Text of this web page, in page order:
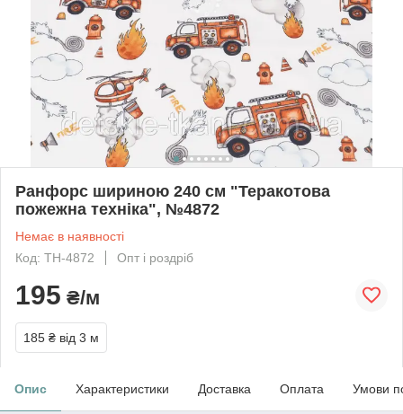
Ранфорс шириною 240 см "Теракотова
пожежна техніка", №4872
Немає в наявності
Код: TH-4872
Опт і роздріб
195 ₴/м
185 ₴ від 3 м
Опис Характеристики Доставка Оплата Умови